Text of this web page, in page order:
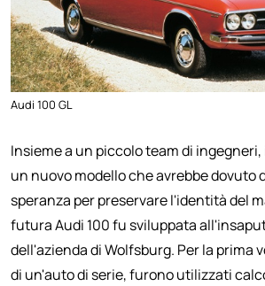
Audi 100 GL
Insieme a un piccolo team di
un nuovo modello che avrebbe dovuto
speranza per preservare l'identità del
futura Audi 100 fu sviluppata
dell'azienda di Wolfsburg. Per la prima
di un'auto di serie, furono utilizzati